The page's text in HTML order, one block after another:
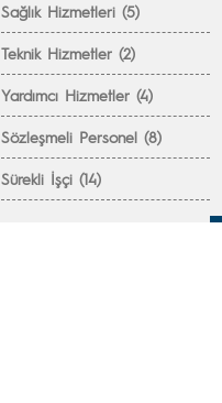
Sağlık Hizmetleri (5)
Teknik Hizmetler (2)
Yardımcı Hizmetler (4)
Sözleşmeli Personel (8)
Sürekli İşçi (14)